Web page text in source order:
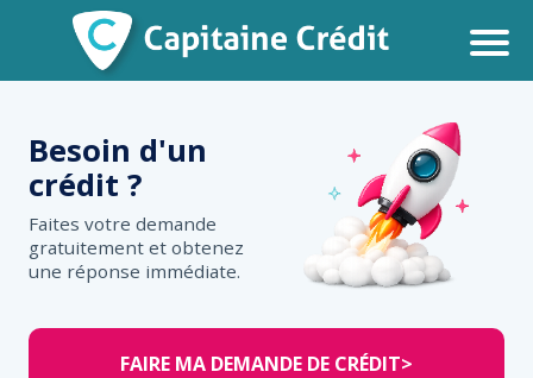
Besoin d'un
crédit ?
Faites votre demande
gratuitement et obtenez
une réponse immédiate.
FAIRE MA DEMANDE DE CRÉDIT>